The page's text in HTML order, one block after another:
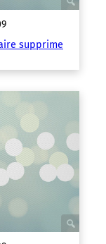
supprime